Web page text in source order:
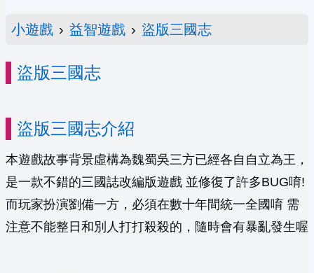
小遊戲 › 益智遊戲 › 盜版三國志
盜版三國志
盜版三國志介紹
本遊戲故事背景虛構為魏蜀吳三方已經各自自立為王，
是一款不錯的三國誌改編版遊戲 並修復了許多BUG唷!
而玩家扮演劉備一方，必須在數十年間統一全國唷 需
注意不能整日和別人打打殺殺的，隨時會有暴亂發生喔